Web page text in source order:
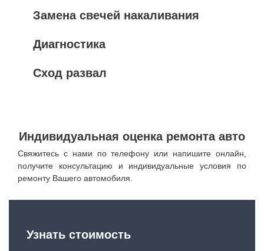
Замена свечей накаливания
Диагностика
Сход развал
Индивидуальная оценка ремонта авто
Свяжитесь с нами по телефону или напишите онлайн,
получите консультацию и индивидуальные условия по
ремонту Вашего автомобиля.
Узнать стоимость